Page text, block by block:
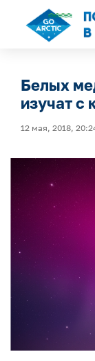
Белых
изучат с
12 мая, 2018,